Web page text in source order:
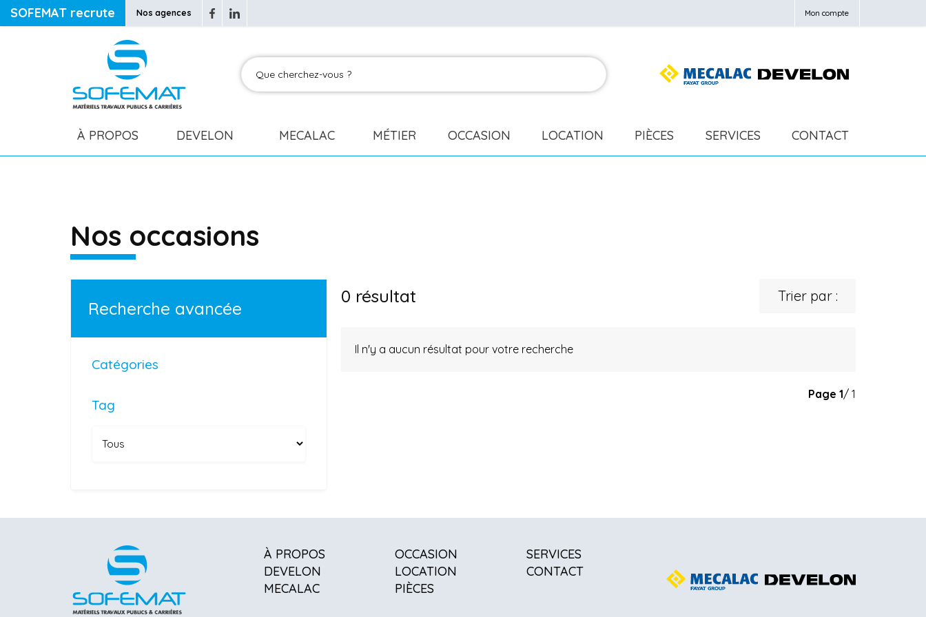
SOFEMAT recrute Nos agences Mon compte
À PROPOS DEVELON MECALAC MÉTIER OCCASION LOCATION PIÈCES SERVICES CONTACT
Nos occasions
Recherche avancée
Catégories
Tag
0 résultat Trier par :
Il n'y a aucun résultat pour votre recherche
Page 1/ 1
À PROPOS
DEVELON
MECALAC
OCCASION
LOCATION
PIÈCES
SERVICES
CONTACT